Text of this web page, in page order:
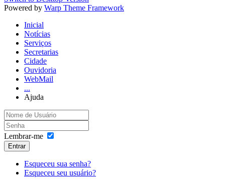
Powered by Warp Theme Framework
Inicial
Notícias
Serviços
Secretarias
Cidade
Ouvidoria
WebMail
...
Ajuda
Lembrar-me
Entrar
Esqueceu sua senha?
Esqueceu seu usuário?